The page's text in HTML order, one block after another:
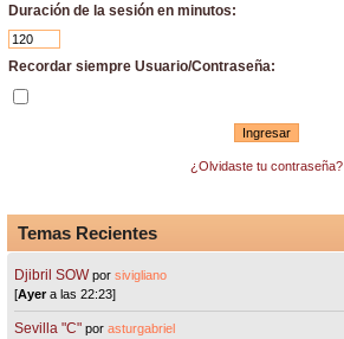
Duración de la sesión en minutos:
Recordar siempre Usuario/Contraseña:
¿Olvidaste tu contraseña?
Temas Recientes
Djibril SOW porsivigliano
[Ayera las 22:23]
Sevilla "C"porasturgabriel